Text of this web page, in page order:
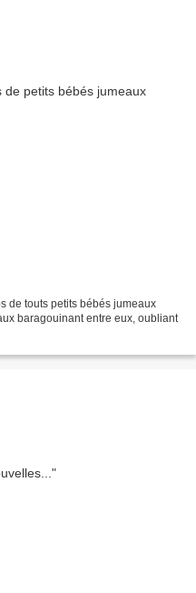
de touts petits bébés jumeaux
baragouinant entre eux, oubliant